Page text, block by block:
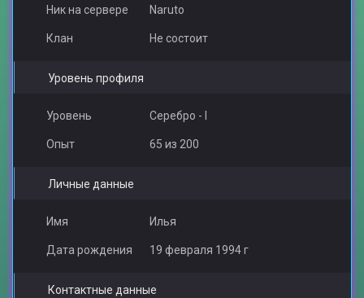
Ник на сервере Naruto
Клан Не состоит
Уровень профиля
Уровень Серебро - I
Опыт 65 из 200
Личные данные
Имя Илья
Дата рождения 19 февраля 1994 г
Контактные данные